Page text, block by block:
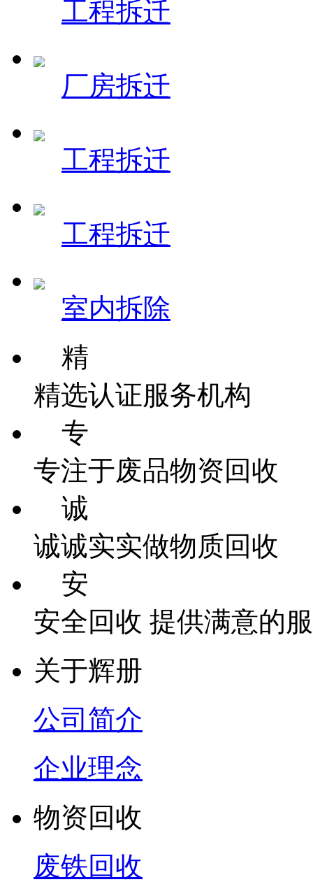
工程拆迁
厂房拆迁
工程拆迁
工程拆迁
室内拆除
精
精选认证服务机构
专
专注于废品物资回收
诚
诚诚实实做物质回收
安
安全回收 提供满意的
关于辉册
公司简介
企业理念
物资回收
废铁回收